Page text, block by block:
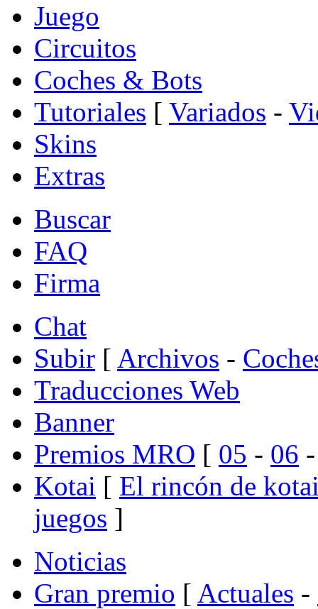
Juego
Circuitos
Coches & Bots
Tutoriales [ Variados -
Skins
Extras
Buscar
FAQ
Firma
Chat
Subir [ Archivos -
Traducciones Web
Banner
Premios MRO [ 05 - 06
Kotai [ El rincón de
juegos ]
Noticias
Gran premio [ Actuales -